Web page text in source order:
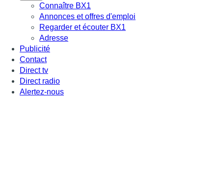
Connaître BX1
Annonces et offres d'emploi
Regarder et écouter BX1
Adresse
Publicité
Contact
Direct tv
Direct radio
Alertez-nous